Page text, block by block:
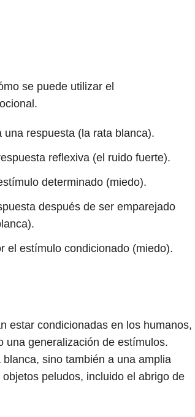
se puede utilizar el
respuesta (la rata blanca).
reflexiva (el ruido fuerte).
determinado (miedo).
después de ser emparejado
el estímulo condicionado (miedo).
estar condicionadas en los humanos,
una generalización de estímulos.
sino también a una amplia
peludos, incluido el abrigo de